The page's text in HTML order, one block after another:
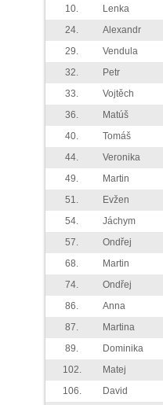
10.
Lenka
24.
Alexandr
29.
Vendula
32.
Petr
33.
Vojtěch
36.
Matúš
40.
Tomáš
44.
Veronika
49.
Martin
51.
Evžen
54.
Jáchym
57.
Ondřej
68.
Martin
74.
Ondřej
86.
Anna
87.
Martina
89.
Dominika
102.
Matej
106.
David